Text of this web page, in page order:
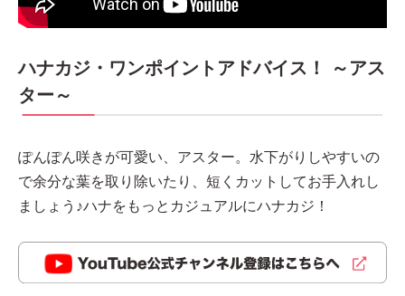
ハナカジ・ワンポイントアドバイス！ ～アス
ター～
ぽんぽん咲きが可愛い、アスター。水下がりしやすいの
で余分な葉を取り除いたり、短くカットしてお手入れし
ましょう♪ハナをもっとカジュアルにハナカジ！